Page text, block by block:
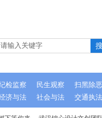
济与法 社会与法 交通执法
检监察 民生观察 扫黑除恶